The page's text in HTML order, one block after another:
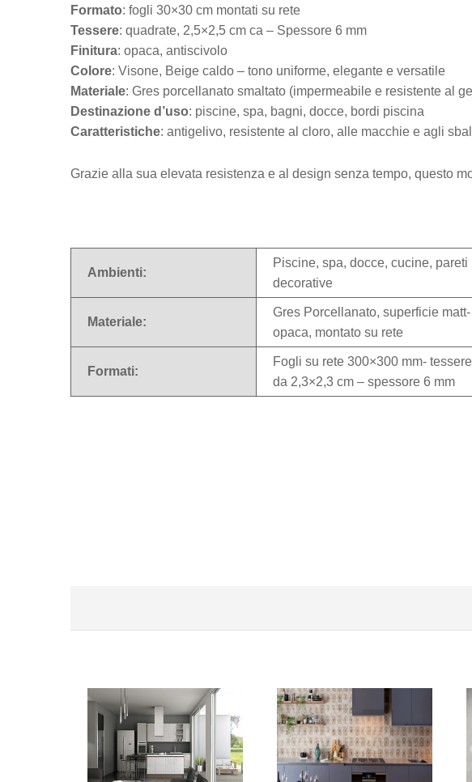
Formato: fogli 30×30 cm montati su rete
Tessere: quadrate, 2,5×2,5 cm ca – Spessore 6 mm
Finitura: opaca, antiscivolo
Colore: Visone, Beige caldo – tono uniforme, elegante e versatile
Materiale: Gres porcellanato smaltato (impermeabile e resistente al
Destinazione d’uso: piscine, spa, bagni, docce, bordi piscina
Caratteristiche: antigelivo, resistente al cloro, alle macchie e agli
Grazie alla sua elevata resistenza e al design senza tempo, questo
Ambienti:
Piscine, spa, docce, cucine, pareti
decorative
Materiale:
Gres Porcellanato, superficie matt-
opaca, montato su rete
Formati:
Fogli su rete 300×300 mm- tessere
da 2,3×2,3 cm – spessore 6 mm